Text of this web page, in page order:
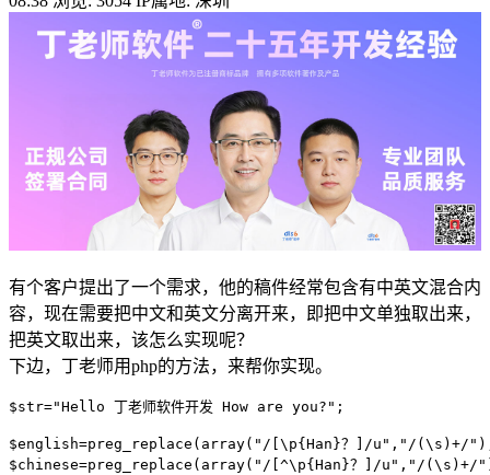
有个客户提出了一个需求，他的稿件经常包含有中英文混合内
容，现在需要把中文和英文分离开来，即把中文单独取出来，
把英文取出来，该怎么实现呢？
下边，丁老师用php的方法，来帮你实现。
$str="Hello 丁老师软件开发 How are you?";
$english=preg_replace(array("/[\p{Han}？]/u","/
$chinese=preg_replace(array("/[^\p{Han}？]/u","/